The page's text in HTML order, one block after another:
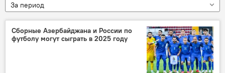
За период
Сборные Азербайджана и России по
футболу могут сыграть в 2025 году